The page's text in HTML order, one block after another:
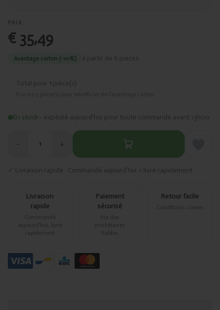
PRIX
€ 35,49
Avantage carton (-10%) à partir de 6 pièces
Total pour 1 pièce(s)
En stock– expédié aujourd’hui pour toute commande avant 13h00
− 1 +
✓ Livraison rapide · Commandé aujourd’hui = livré rapidement
Livraison
rapide
Commandé
aujourd’hui, livré
rapidement
Paiement
sécurisé
Via des
prestataires
fiables
Retour facile
Conditions claires